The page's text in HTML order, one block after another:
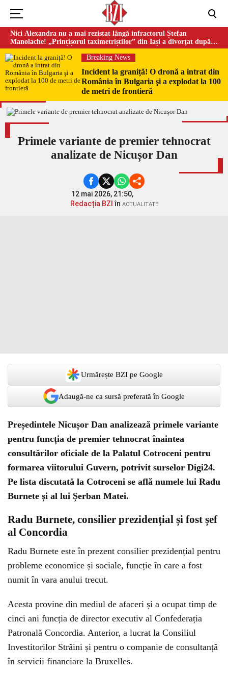
Nici Alexandra nu a mai rezistat lângă infractorul Ștefan
Manolache! „Prințișorul taximetriștilor” din Iași a divorţat după
doi ani de căsnicie
Breaking News
Incident la graniță! O dronă a intrat din
România în Bulgaria şi a explodat la 100
de metri de frontieră
Primele variante de premier tehnocrat
analizate de Nicușor Dan
12 mai 2026, 21:50,
Redacția BZI în ACTUALITATE
Urmărește BZI pe Google
Adaugă-ne ca sursă preferată în Google
Președintele Nicușor Dan analizează primele variante
pentru funcția de premier tehnocrat înaintea
consultărilor oficiale de la Palatul Cotroceni pentru
formarea viitorului Guvern, potrivit surselor Digi24.
Pe lista discutată la Cotroceni se află numele lui Radu
Burnete și al lui Șerban Matei.
Radu Burnete, consilier prezidențial și fost șef
al Concordia
Radu Burnete este în prezent consilier prezidențial pentru
probleme economice și sociale, funcție în care a fost
numit în vara anului trecut.
Acesta provine din mediul de afaceri și a ocupat timp de
cinci ani funcția de director executiv al Confederația
Patronală Concordia. Anterior, a lucrat la Consiliul
Investitorilor Străini și pentru o companie de consultanță
în servicii financiare la Bruxelles.